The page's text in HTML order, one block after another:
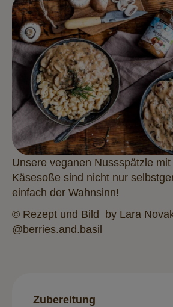
Unsere veganen Nussspätzle
Käsesoße sind nicht nur
einfach der Wahnsinn!
© Rezept und Bild by Lara
@berries.and.basil
Zubereitung